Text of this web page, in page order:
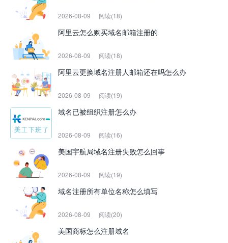
2026-08-09 阅读(18)
阿里云怎么购买域名邮箱注册的
2026-08-09 阅读(18)
阿里云更换域名注册人邮箱还在吗怎么办
2026-08-09 阅读(19)
域名已被组织注册怎么办
2026-08-09 阅读(16)
美国宇航局域名注册失败怎么回事
2026-08-09 阅读(19)
域名注册所有单位名称怎么填写
2026-08-09 阅读(20)
美国商标怎么注册域名